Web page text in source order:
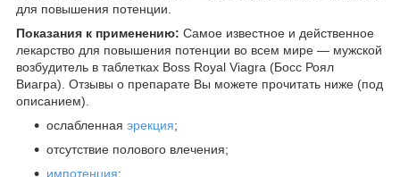
для повышения потенции.
Показания к применению: Самое известное и действенное
лекарство для повышения потенции во всем мире ― мужской
возбудитель в таблетках Boss Royal Viagra (Босс Роял
Виагра). Отзывы о препарате Вы можете прочитать ниже (под
описанием).
ослабленная эрекция;
отсутствие полового влечения;
импотенция;